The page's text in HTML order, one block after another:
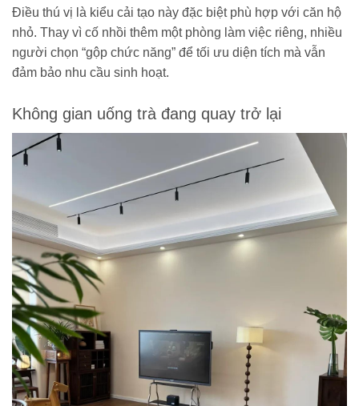
Điều thú vị là kiểu cải tạo này đặc biệt phù hợp với căn hộ
nhỏ. Thay vì cố nhồi thêm một phòng làm việc riêng, nhiều
người chọn “gộp chức năng” để tối ưu diện tích mà vẫn
đảm bảo nhu cầu sinh hoạt.
Không gian uống trà đang quay trở lại